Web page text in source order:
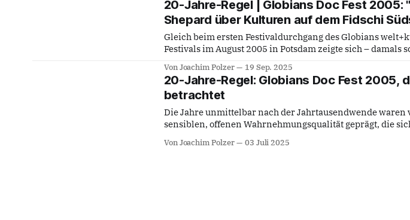
20-Jahre-Regel | Globians Doc Fest 2005:
Shepard über Kulturen auf dem Fidschi
Gleich beim ersten Festivaldurchgang des Globians
Festivals im August 2005 in Potsdam zeigte sich – damals
kulturellen Wandels. Wie schwerwiegend Masseneinwanderung innerhalb kurzer
Zeiträume aus anderen Kulturkreisen sich über
Gesamtgesellschaft destabilisierendes Phänomen
Von Joachim Polzer 19 Sep. 2025
20-Jahre-Regel: Globians Doc Fest 2005,
betrachtet
Die Jahre unmittelbar nach der Jahrtausendwende waren
sensiblen, offenen Wahrnehmungsqualität geprägt, die
Zeitqualität diesen Offenheits- und Sensibilitätsgrad einfach
Von Joachim Polzer 03 Juli 2025